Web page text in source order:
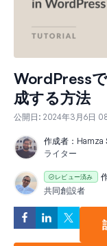
WordPress
成する方法
公開日: 2024年3月6日
作成者： Hamza
ライター
レビュー済み
共同創設者